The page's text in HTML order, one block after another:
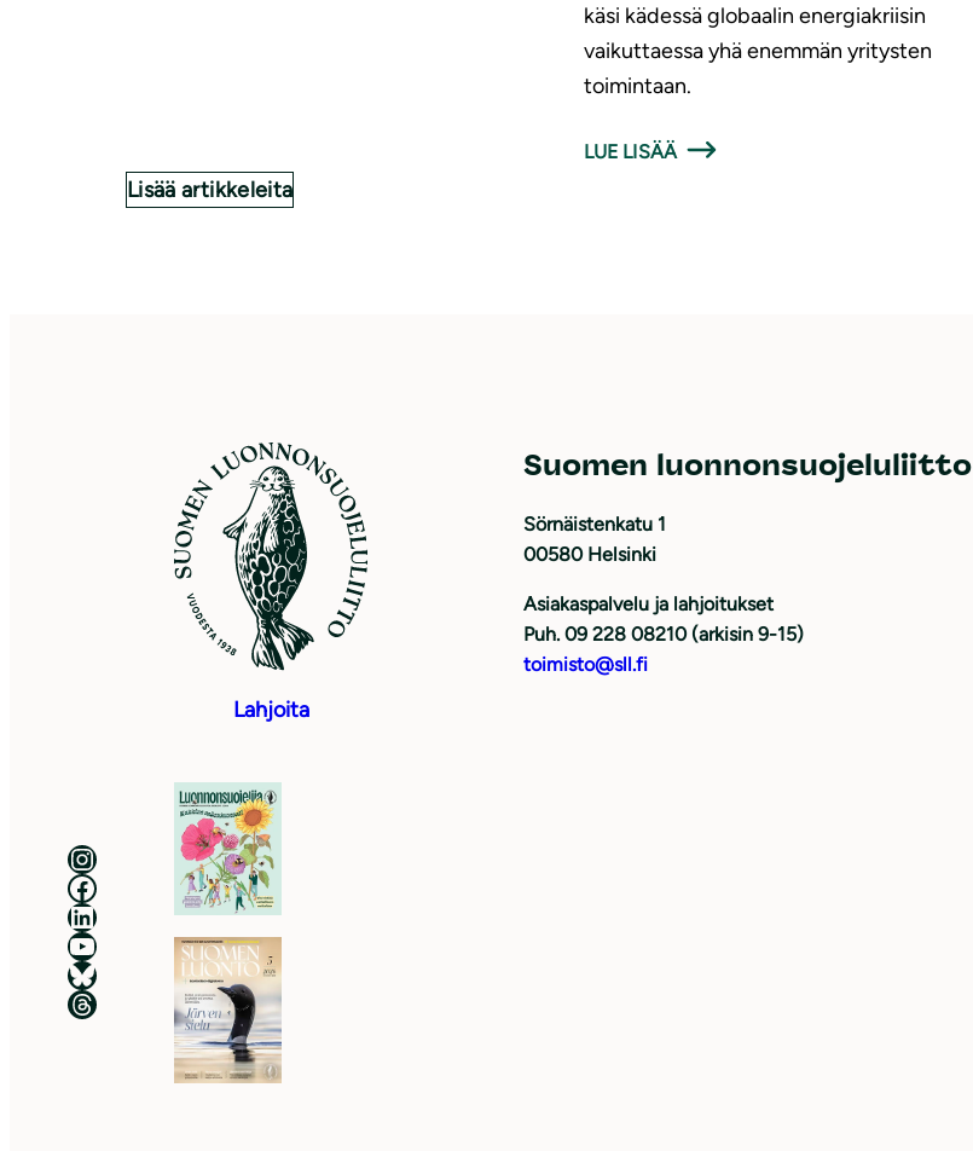
käsi kädessä globaalin energiakriisin
vaikuttaessa yhä enemmän yritysten
toimintaan.
LUE LISÄÄ
Lisää artikkeleita
Lahjoita
Suomen luonnonsuojeluliitto
Sörnäistenkatu 1
00580 Helsinki
Asiakaspalvelu ja lahjoitukset
Puh. 09 228 08210 (arkisin 9-15)
toimisto@sll.fi
Luonnonsuojeluliitto Instagramissa
Luonnonsuojeluliitto Facebookissa
Luonnonsuojeluliitto LinkedInissä
Luonnonsuojeluliiton YouTube-kanava
Luonnonsuojeluliitto Blueskyssa
Luonnonsuojeluliitto Threadsissa